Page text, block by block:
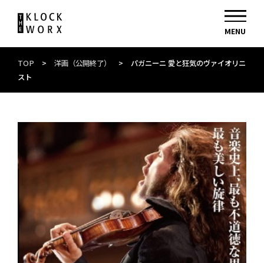
TOP > 洋画（公開終了） >
パガニーニ 愛と狂気のヴァイオリニ
スト